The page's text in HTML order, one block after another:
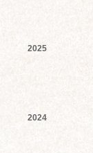
2025
2024